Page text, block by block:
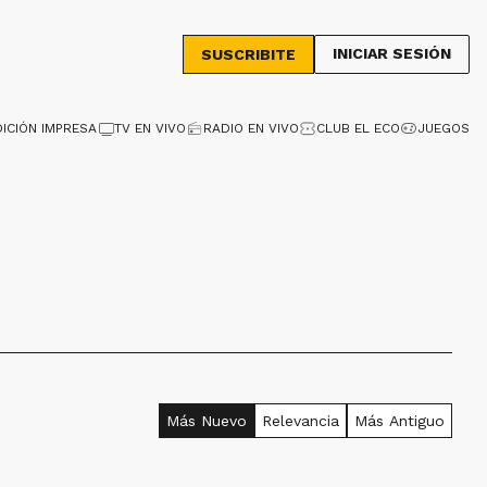
SUSCRIBITE INICIAR SESIÓN
IMPRESA TV EN VIVO RADIO EN VIVO CLUB EL ECO JUEGOS
Más Nuevo Relevancia Más Antiguo